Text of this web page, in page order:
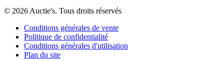
© 2026 Auctie's. Tous droits réservés
Conditions générales de vente
Politique de confidentialité
Conditions générales d'utilisation
Plan du site